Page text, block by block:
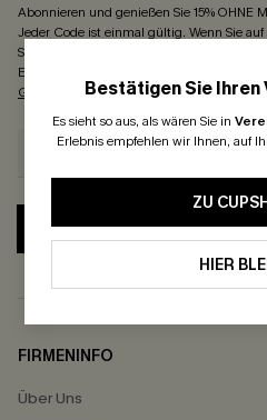
Bestätigen Sie
Es sieht so aus, als wären Sie in
Erlebnis empfehlen wir Ihnen, auf
ZU
HIER
Abonnieren und genießen Sie 15% OHNE
Jeder Code ist einmal gültig. Wenn Sie
Sie sich damit einverstanden, exklusive
E-Mail zu erhalten. Außerdem akzeptieren
Geschäftsbedingungenund
ABONNIEREN
FIRMENINFO
Über Uns